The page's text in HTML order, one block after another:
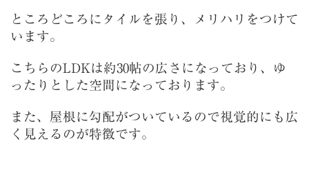
ところどころにタイルを張り、メリハリをつけて
います。
こちらのLDKは約30帖の広さになっており、ゆ
ったりとした空間になっております。
また、屋根に勾配がついているので視覚的にも広
く見えるのが特徴です。